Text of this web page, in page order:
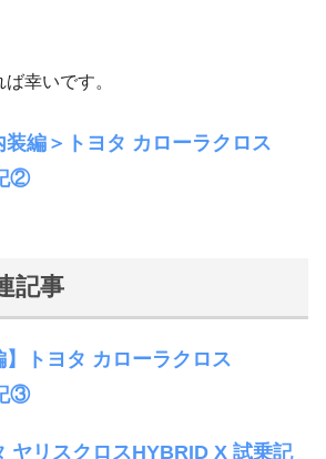
幸いです。
装編＞トヨタ カローラクロス
②
記事
】トヨタ カローラクロス
③
ヤリスクロスHYBRID X 試乗記